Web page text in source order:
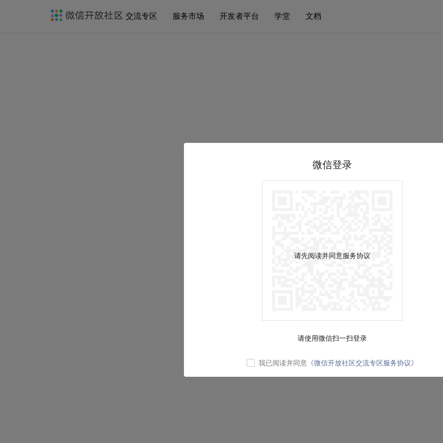
交流专区 服务市场 开发者平台 学堂 文档
微信登录
请先阅读并同意服务协议
请使用微信扫一扫登录
我已阅读并同意 《微信开放社区交流专区服务协议》